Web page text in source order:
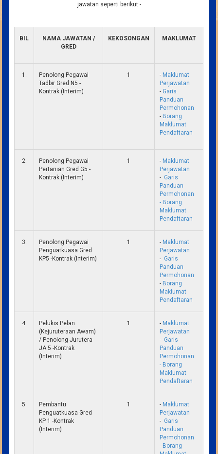
jawatan seperti berikut:-
BIL
NAMA JAWATAN /
GRED
KEKOSONGAN MAKLUMAT
1.
Penolong Pegawai
Tadbir Gred N5 -
Kontrak (Interim)
1 - Maklumat
Perjawatan
- Garis
Panduan
Permohonan
- Borang
Maklumat
Pendaftaran
2.
Penolong Pegawai
Pertanian Gred G5 -
Kontrak (Interim)
1 - Maklumat
Perjawatan
- Garis
Panduan
Permohonan
- Borang
Maklumat
Pendaftaran
3.
Penolong Pegawai
Penguatkuasa Gred
KP5 -Kontrak (Interim)
1 - Maklumat
Perjawatan
- Garis
Panduan
Permohonan
- Borang
Maklumat
Pendaftaran
4.
Pelukis Pelan
(Kejuruteraan Awam)
/ Penolong Jurutera
JA 5 -Kontrak
(Interim)
1 - Maklumat
Perjawatan
- Garis
Panduan
Permohonan
- Borang
Maklumat
Pendaftaran
5.
Pembantu
Penguatkuasa Gred
KP 1 -Kontrak
(Interim)
1 - Maklumat
Perjawatan
- Garis
Panduan
Permohonan
- Borang